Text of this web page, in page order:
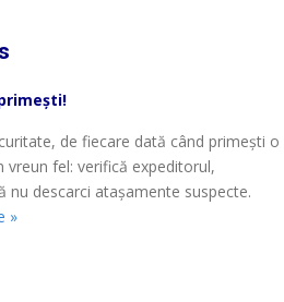
de fiecare dată când primești o
fel: verifică expeditorul,
nu descarci atașamente suspecte.
»